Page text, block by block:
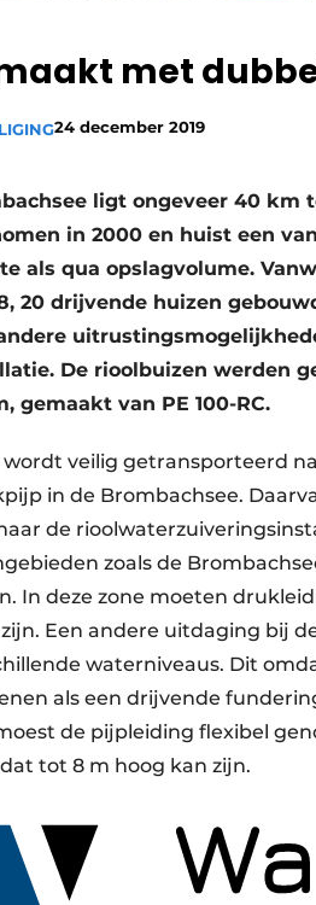
met
24 december 2019
ligt ongeveer 40 km
in 2000 en huist een
als qua opslagvolume.
20 drijvende huizen
De rioolbuizen werden
gemaakt van PE 100-RC.
veilig getransporteerd
in de Brombachsee.
de
zoals de
In deze zone moeten
Een andere uitdaging bij
waterniveaus. Dit
als een drijvende
de pijpleiding flexibel
tot 8 m hoog kan zijn.